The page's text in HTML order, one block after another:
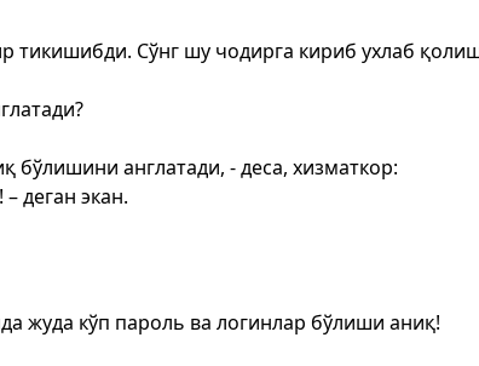
Сўнг шу чодирга кириб ухлаб
англатади, - деса, хизматкор:
деган экан.
жуда кўп пароль ва логинлар бўлиши аниқ!